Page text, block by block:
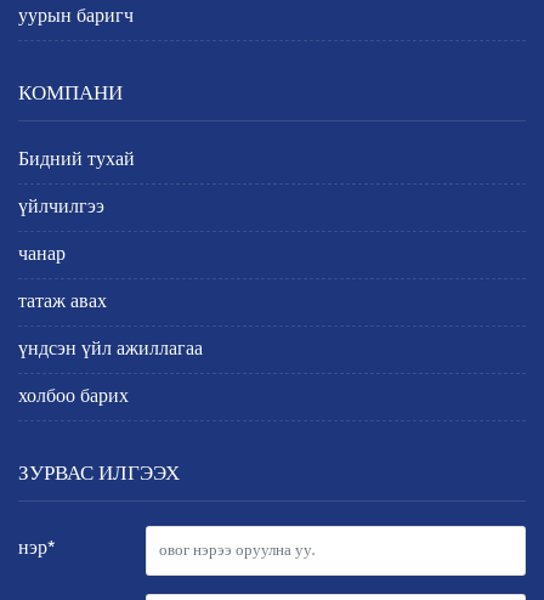
уурын баригч
КОМПАНИ
Бидний тухай
үйлчилгээ
чанар
татаж авах
үндсэн үйл ажиллагаа
холбоо барих
ЗУРВАС ИЛГЭЭХ
нэр*